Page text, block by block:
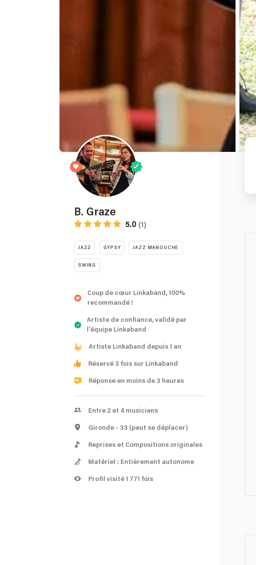
B. Graze
5.0 (1)
JAZZ GYPSY JAZZ MANOUCHE
SWING
Coup de cœur Linkaband, 100%
recommandé !
Artiste de confiance, validé par
l'équipe Linkaband
Artiste Linkaband depuis 1 an
Réservé 3 fois sur Linkaband
Réponse en moins de 3 heures
Entre 2 et 4 musiciens
Gironde - 33 (peut se déplacer)
Reprises et Compositions originales
Matériel : Entièrement autonome
Profil visité 1 771 fois